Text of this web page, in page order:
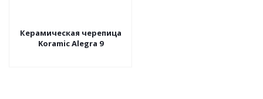
Керамическая черепица
Koramic Alegra 9